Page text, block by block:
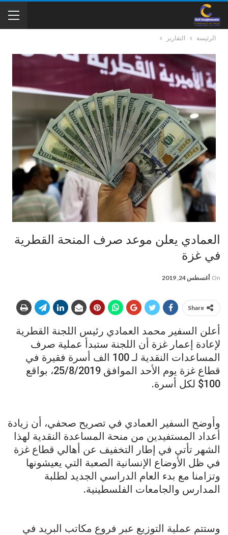
الرئيسة التقارير
العمادي يعلن موعد صرف المنحة القطرية
في غزة
On أغسطس 24, 2019
Share
أعلن السفير محمد العمادي رئيس اللجنة القطرية
لإعادة إعمار غزة أن اللجنة ستبدأ عملية صرف
المساعدات النقدية لـ 100 الف أسرة فقيرة في
قطاع غزة يوم الأحد الموافق 25/8/2019، بواقع
100$ لكل أسرة.
وأوضح السفير العمادي في تصريح صحفي، أن زيادة
أعداد المستفيدين من منحة المساعدة النقدية لهذا
الشهر تأتي في إطار التخفيف عن أهالي قطاع غزة
في ظل الأوضاع الإنسانية الصعبة التي يعيشونها
وتزامنا مع بدء العام الدراسي الجديد لطلبة
المدارس والجامعات الفلسطينية.
وستتم عملية التوزيع عبر فروع مكاتب البريد في